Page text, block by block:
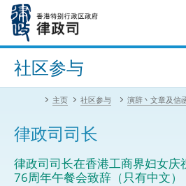
内
进阶搜寻
社区参与
主页 社区参与 演辞丶文章及信
律政司司长
律政司司长在香港工商界妇女庆
76周年午餐会致辞（只有中文）